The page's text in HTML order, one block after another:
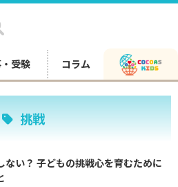
受験 コラム
挑戦
ない？ 子どもの挑戦心を育むために